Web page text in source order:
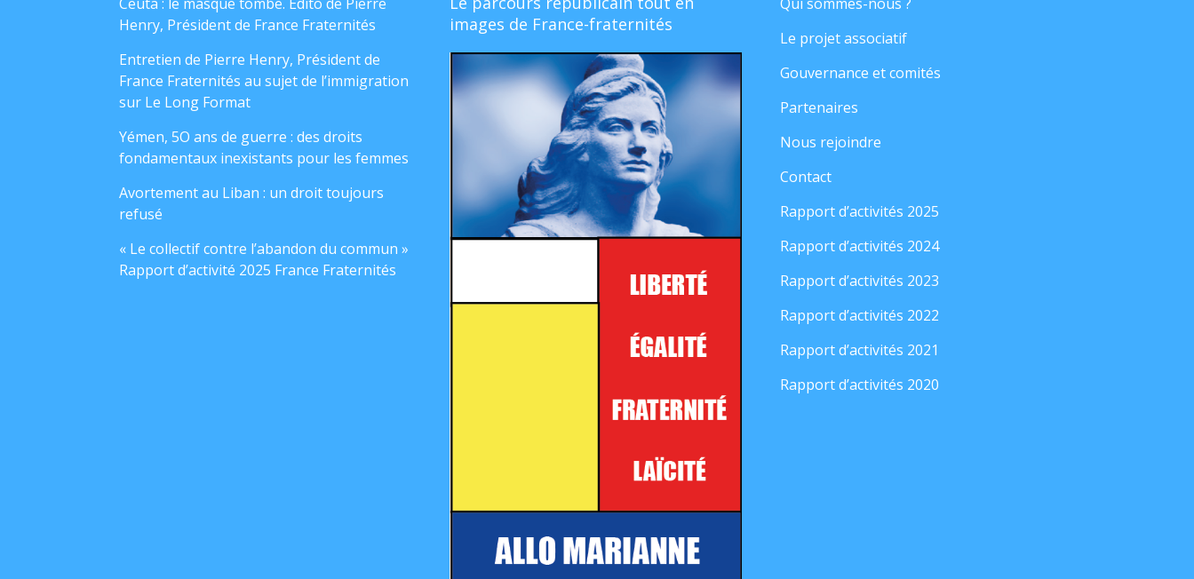
Henry, Président de France Fraternités
Entretien de Pierre Henry, Président de
France Fraternités au sujet de l’immigration
sur Le Long Format
Yémen, 5O ans de guerre : des droits
fondamentaux inexistants pour les femmes
Avortement au Liban : un droit toujours
refusé
« Le collectif contre l’abandon du commun »
Rapport d’activité 2025 France Fraternités
images de France-fraternités
Le projet associatif
Gouvernance et comités
Partenaires
Nous rejoindre
Contact
Rapport d’activités 2025
Rapport d’activités 2024
Rapport d’activités 2023
Rapport d’activités 2022
Rapport d’activités 2021
Rapport d’activités 2020